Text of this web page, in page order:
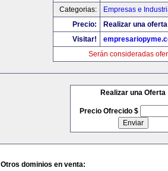
Categorias:
Empresas e
Precio:
Realizar una
Visitar!
Serán consideradas
Realizar una Oferta
Precio Ofrecido $
Otros dominios en venta: